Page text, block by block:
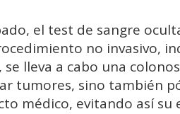
el test de sangre
no invasivo,
lleva a cabo una
tumores, sino también
médico, evitando así su